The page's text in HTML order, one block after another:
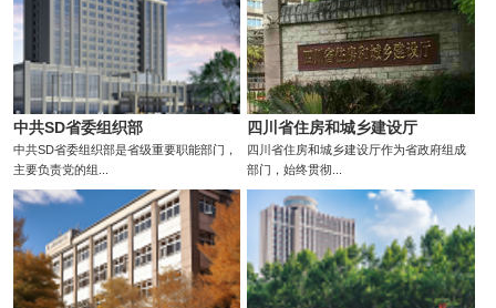
中共SD省委组织部
中共SD省委组织部是省级重要职能部门，
主要负责党的组...
四川省住房和城乡建设厅
四川省住房和城乡建设厅作为省政府组成
部门，始终贯彻...